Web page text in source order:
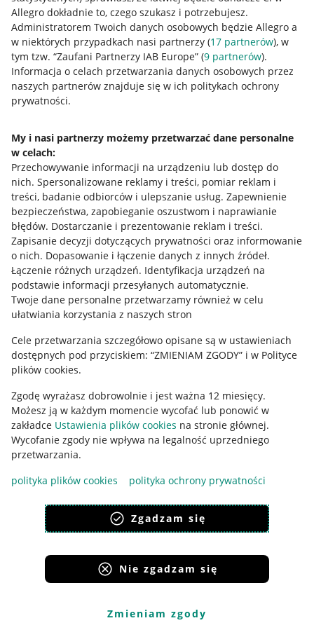
Allegro dokładnie to, czego szukasz i potrzebujesz.
Administratorem Twoich danych osobowych będzie Allegro a
w niektórych przypadkach nasi partnerzy (17 partnerów), w
tym tzw. “Zaufani Partnerzy IAB Europe” (9 partnerów).
Informacja o celach przetwarzania danych osobowych przez
naszych partnerów znajduje się w ich politykach ochrony
prywatności.
My i nasi partnerzy możemy przetwarzać dane personalne
w celach:
Przechowywanie informacji na urządzeniu lub dostęp do
nich. Spersonalizowane reklamy i treści, pomiar reklam i
treści, badanie odbiorców i ulepszanie usług. Zapewnienie
bezpieczeństwa, zapobieganie oszustwom i naprawianie
błędów. Dostarczanie i prezentowanie reklam i treści.
Zapisanie decyzji dotyczących prywatności oraz informowanie
o nich. Dopasowanie i łączenie danych z innych źródeł.
Łączenie różnych urządzeń. Identyfikacja urządzeń na
podstawie informacji przesyłanych automatycznie.
Twoje dane personalne przetwarzamy również w celu
ułatwiania korzystania z naszych stron
Cele przetwarzania szczegółowo opisane są w ustawieniach
dostępnych pod przyciskiem: “ZMIENIAM ZGODY” i w Polityce
plików cookies.
Zgodę wyrażasz dobrowolnie i jest ważna 12 miesięcy.
Możesz ją w każdym momencie wycofać lub ponowić w
zakładce Ustawienia plików cookies na stronie głównej.
Wycofanie zgody nie wpływa na legalność uprzedniego
przetwarzania.
polityka plików cookies
polityka ochrony prywatności
Zgadzam się
Nie zgadzam się
Zmieniam zgody
Przydatne informacje
Jak to działa
Allegro Gadane dla sprzedających
Allegro Gadane dla kupujących
Mapa miejscowości
Informacje prawne
Regulamin
Polityka plików "cookies"
Ustawienia plików "cookies"
Udostępnianie lokalizacji
Informacje dla Aktu o Usługach Cyfrowych
Pobierz aplikację
Korzystanie z serwisu oznacza akceptacjęregulaminu